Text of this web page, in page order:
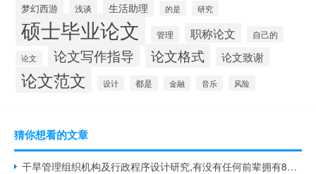
梦幻西游 浅谈 生活助理 的是 研究
硕士毕业论文 管理 职称论文 自己的
论文 论文写作指导 论文格式 论文致谢
论文范文 设计 都是 金融 音乐 风险
猜你想看的文章
干旱管理组织机构及行政程序设计研究,有没有任何前辈拥有838个数据结构和程序设计数据